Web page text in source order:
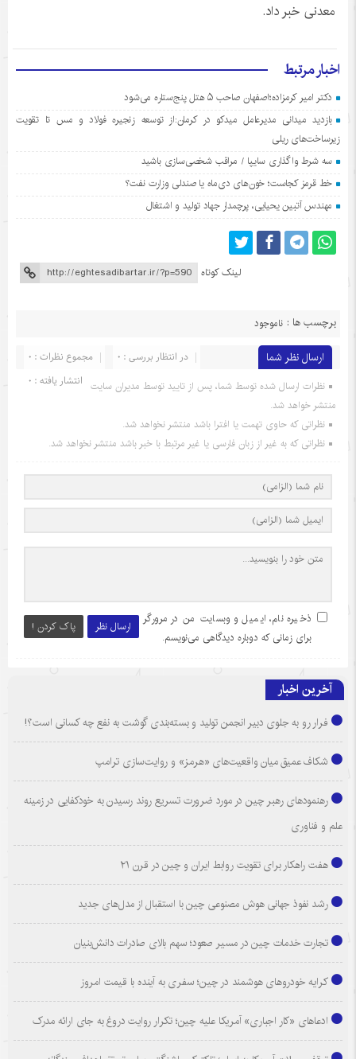
معدنی خبر داد.
اخبار مرتبط
دکتر امیر کرمزاده؛اصفهان صاحب ۵ هتل پنج‌ستاره می‌شود
بازدید میدانی مدیرعامل میدکو در کرمان:از توسعه زنجیره فولاد و مس تا تقویت
زیرساخت‌های ریلی
سه شرط واگذاری سایپا / مراقب شخصی‌سازی باشید
خط قرمز کجاست؛ خون‌های دی‌ماه یا صندلی وزارت نفت؟
مهندس آتبین یحیایی، پرچمدار جهاد تولید و اشتغال
لینک کوتاه
برچسب ها : ناموجود
ارسال نظر شما مجموع نظرات : 0
در انتظار بررسی : 0
انتشار یافته : 0 نظرات ارسال شده توسط شما، پس از تایید توسط مدیران سایت
منتشر خواهد شد.
نظراتی که حاوی تهمت یا افترا باشد منتشر نخواهد شد.
نظراتی که به غیر از زبان فارسی یا غیر مرتبط با خبر باشد منتشر نخواهد شد.
ارسال نظر پاک کردن !
ذخیره نام، ایمیل و وبسایت من در مرورگر
برای زمانی که دوباره دیدگاهی می‌نویسم.
آخرین اخبار
فرار رو به جلوی دبیر انجمن تولید و بسته‌بندی گوشت به نفع چه کسانی است؟!
شکاف عمیق میان واقعیت‌های «هرمز» و روایت‌سازی ترامپ
رهنمودهای رهبر چین در مورد ضرورت تسریع روند رسیدن به خودکفایی در زمینه
علم و فناوری
هفت راهکار برای تقویت روابط ایران و چین در قرن ۲۱
رشد نفوذ جهانی هوش مصنوعی چین با استقبال از مدل‌های جدید
تجارت خدمات چین در مسیر صعود؛ سهم بالای صادرات دانش‌بنیان
کرایه خودروهای هوشمند در چین؛ سفری به آینده با قیمت امروز
ادعاهای «کار اجباری» آمریکا علیه چین؛ تکرار روایت دروغ به جای ارائه مدرک